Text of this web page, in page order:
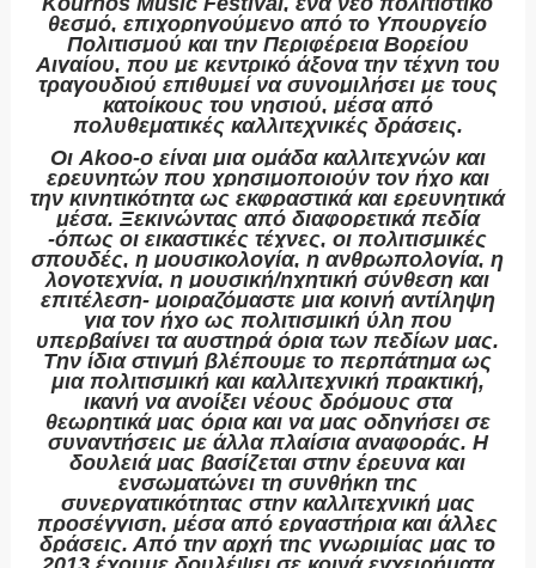
θεσμό, επιχορηγούμενο από το Υπουργείο
Πολιτισμού και την Περιφέρεια Βορείου
Αιγαίου, που με κεντρικό άξονα την τέχνη του
τραγουδιού επιθυμεί να συνομιλήσει με τους
κατοίκους του νησιού, μέσα από
πολυθεματικές καλλιτεχνικές δράσεις.
ΟιAkoo-oείναι μια ομάδα καλλιτεχνών και
ερευνητών που χρησιμοποιούν τον ήχο και
την κινητικότητα ως εκφραστικά και ερευνητικά
μέσα. Ξεκινώντας από διαφορετικά πεδία
-όπως οι εικαστικές τέχνες, οι πολιτισμικές
σπουδές, η μουσικολογία, η ανθρωπολογία, η
λογοτεχνία, η μουσική/ηχητική σύνθεση και
επιτέλεση- μοιραζόμαστε μια κοινή αντίληψη
για τον ήχο ως πολιτισμική ύλη που
υπερβαίνει τα αυστηρά όρια των πεδίων μας.
Την ίδια στιγμή βλέπουμε το περπάτημα ως
μια πολιτισμική και καλλιτεχνική πρακτική,
ικανή να ανοίξει νέους δρόμους στα
θεωρητικά μας όρια και να μας οδηγήσει σε
συναντήσεις με άλλα πλαίσια αναφοράς. Η
δουλειά μας βασίζεται στην έρευνα και
ενσωματώνει τη συνθήκη της
συνεργατικότητας στην καλλιτεχνική μας
προσέγγιση, μέσα από εργαστήρια και άλλες
δράσεις. Από την αρχή της γνωριμίας μας το